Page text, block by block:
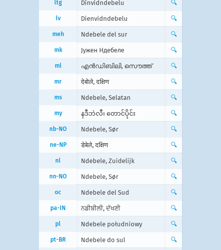
ltg Dīnvidndebelu 🔍
lv Dienvidndebelu 🔍
meh Ndebele del sur 🔍
mk Јужен Ндебеле 🔍
ml എന്‍ഡിബിലി, സൌത്ത്‌ 🔍
mr देबोले, दक्षिण 🔍
ms Ndebele, Selatan 🔍
my နဒီဘဲလီ၊ တောင်ပိုင်း 🔍
nb-NO Ndebele, Sør 🔍
ne-NP डेबेले, दक्षिण 🔍
nl Ndebele, Zuidelijk 🔍
nn-NO Ndebele, Sør 🔍
oc Ndebele del Sud 🔍
pa-IN ਨਡੀਬੀਲੀ, ਦੱਖਣੀ 🔍
pl Ndebele południowy 🔍
pt-BR Ndebele do sul 🔍